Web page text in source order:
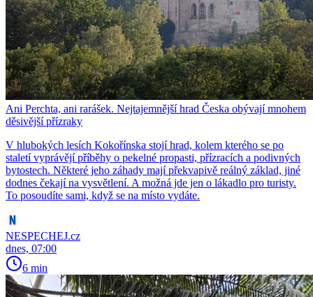
Ani Perchta, ani rarášek. Nejtajemnější hrad Česka obývají mnohem
děsivější přízraky
V hlubokých lesích Kokořínska stojí hrad, kolem kterého se po
staletí vyprávějí příběhy o pekelné propasti, přízracích a podivných
bytostech. Některé jeho záhady mají překvapivě reálný základ, jiné
dodnes čekají na vysvětlení. A možná jde jen o lákadlo pro turisty.
To posoudíte sami, když se na místo vydáte.
NESPECHEJ.cz
dnes, 07:00
6 min